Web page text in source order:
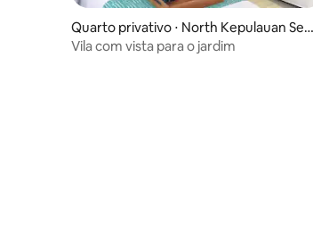
Quarto privativo ⋅ North Kepulauan Seri
bu
Vila com vista para o jardim